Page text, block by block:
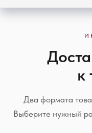
к
Два формата
Выберите нужный